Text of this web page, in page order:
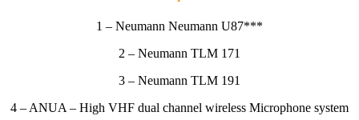
1 – Neumann Neumann U87***
2 – Neumann TLM 171
3 – Neumann TLM 191
4 – ANUA – High VHF dual channel wireless Microphone system